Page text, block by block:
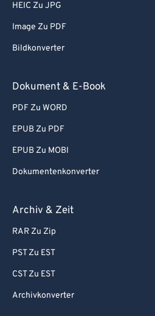
HEIC Zu JPG
Image Zu PDF
Bildkonverter
Dokument & E-Book
PDF Zu WORD
EPUB Zu PDF
EPUB Zu MOBI
Dokumentenkonverter
Archiv & Zeit
RAR Zu Zip
PST Zu EST
CST Zu EST
Archivkonverter